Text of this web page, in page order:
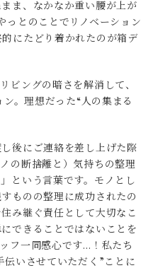
ま、なかなか重い腰が上が
っとのことでリノベーション
にたどり着かれたのが箱デ
ビングの暗さを解消して、
。理想だった“人の集まる
後にご連絡を差し上げた際
の断捨離と）気持ちの整理
という言葉です。モノとし
ものの整理に成功されたの
み継ぐ責任として大切なこ
できることではないことを
フ一同感心です…！私たち
伝いさせていただく”ことに